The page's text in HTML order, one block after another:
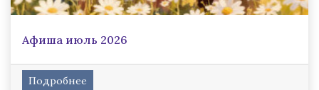
Афиша июль 2026
Подробнее